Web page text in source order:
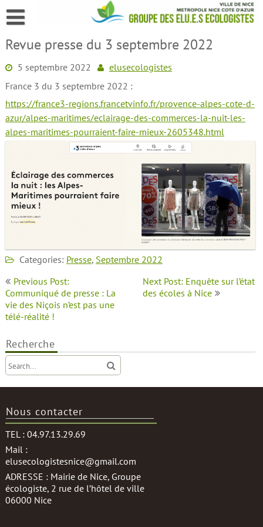
to
content
Revue presse du 3 septembre 2022
5 septembre 2022
elusecologistes
France 3 du 3 septembre 2022 :
https://france3-regions.francetvinfo.fr/provence-alpes-cote-d-
azur/alpes-maritimes/eclairage-des-commerces-la-nuit-les-
alpes-maritimes-pourraient-faire-mieux-2605348.html
Categories: Presse, Septembre 2022
Navigation
de
l’article
Previous Post:
Communiqué de presse : La
vie des Niçois n’est pas une
télé-réalité !
Next Post: Enquête sur l’état
des écoles à Nice
Recherche
Nous contacter
TEL : 04.97.13.29.69
Mail :
elusecologistesnice@gmail.com
ADRESSE : Mairie de Nice, Groupe
écologiste, 2 rue de l’hôtel de ville
06000 Nice